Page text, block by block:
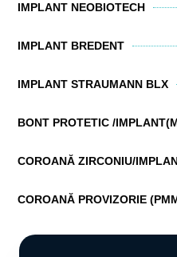
IMPLANT NEOBIOTECH
IMPLANT BREDENT
IMPLANT STRAUMANN BLX
BONT PROTETIC /
COROANĂ ZIRCONIU/
COROANĂ PROVIZORIE